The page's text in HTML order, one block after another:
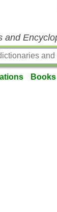
and
Books